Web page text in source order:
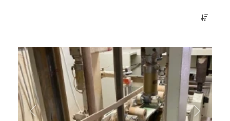
前の 次